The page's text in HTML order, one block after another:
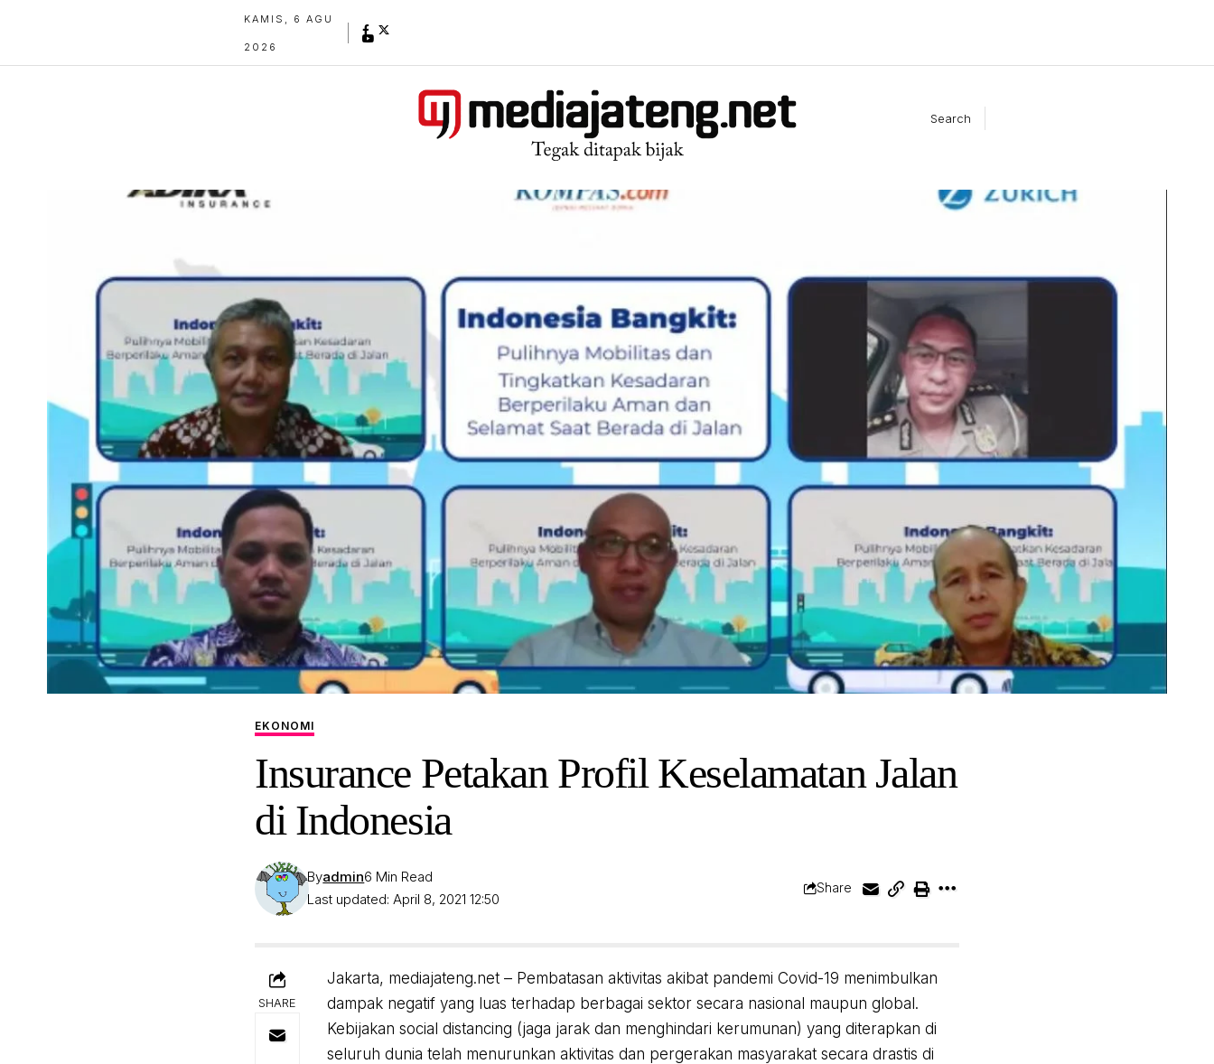
KAMIS, 6 AGU
2026
Search
EKONOMI
Insurance Petakan Profil Keselamatan Jalan
di Indonesia
Last updated: April 8, 2021 12:50
Byadmin6 Min Read
Share
SHARE
Jakarta, mediajateng.net – Pembatasan aktivitas akibat pandemi Covid-19 menimbulkan
dampak negatif yang luas terhadap berbagai sektor secara nasional maupun global.
Kebijakan social distancing (jaga jarak dan menghindari kerumunan) yang diterapkan di
seluruh dunia telah menurunkan aktivitas dan pergerakan masyarakat secara drastis di